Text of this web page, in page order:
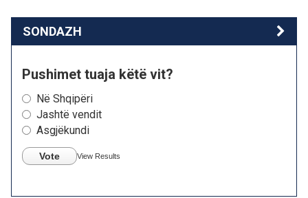
SONDAZH
Pushimet tuaja këtë vit?
Në Shqipëri
Jashtë vendit
Asgjëkundi
Vote View Results